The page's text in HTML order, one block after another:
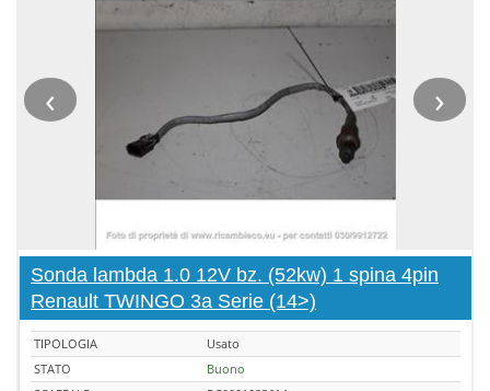
‹ ›
Sonda lambda 1.0 12V bz. (52kw) 1 spina 4pin
Renault TWINGO 3a Serie (14>)
TIPOLOGIA
Usato
STATO
Buono